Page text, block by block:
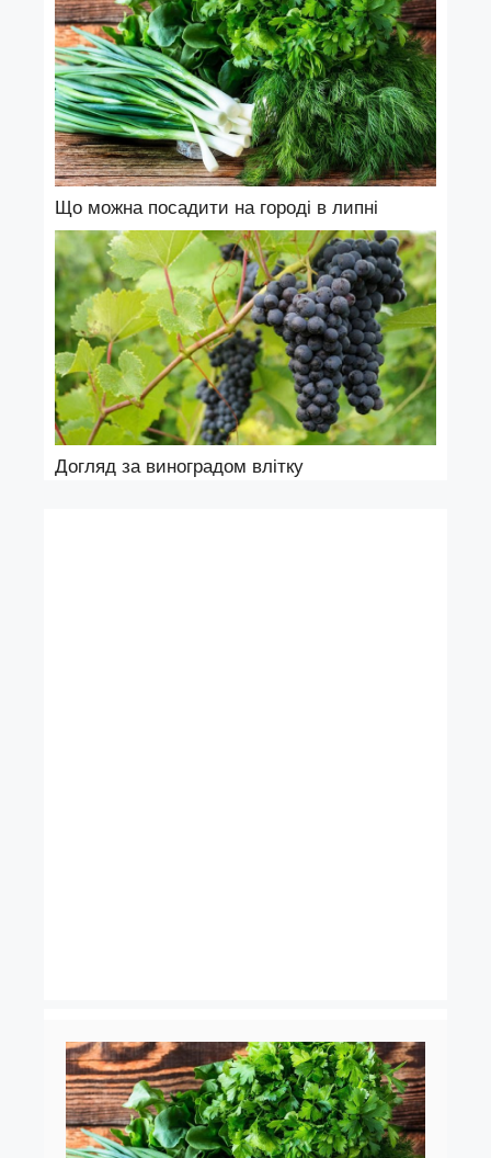
Що можна посадити на городі в липні
Догляд за виноградом влітку